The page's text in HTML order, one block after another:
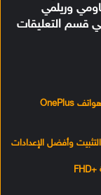
وريلمي
قسم التعليقات
تحميل تحديث اندرويد 11 (OxygenOS 11) لجميع هواتف OnePlus